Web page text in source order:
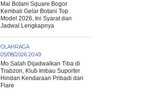
Mal Botani Square Bogor
Kembali Gelar Botani Top
Model 2026, Ini Syarat dan
Jadwal Lengkapnya
OLAHRAGA
05/08/2026 20:49
Mo Salah Dijadwalkan Tiba di
Trabzon, Klub Imbau Suporter
Hindari Kendaraan Pribadi dan
Flare